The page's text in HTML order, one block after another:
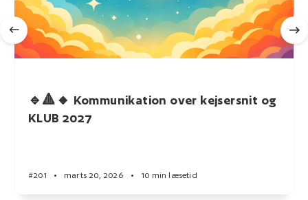
🔹🔺🔸 Kommunikation over kejsersnit og
KLUB 2027
#201 • marts 20, 2026 • 10 min læsetid